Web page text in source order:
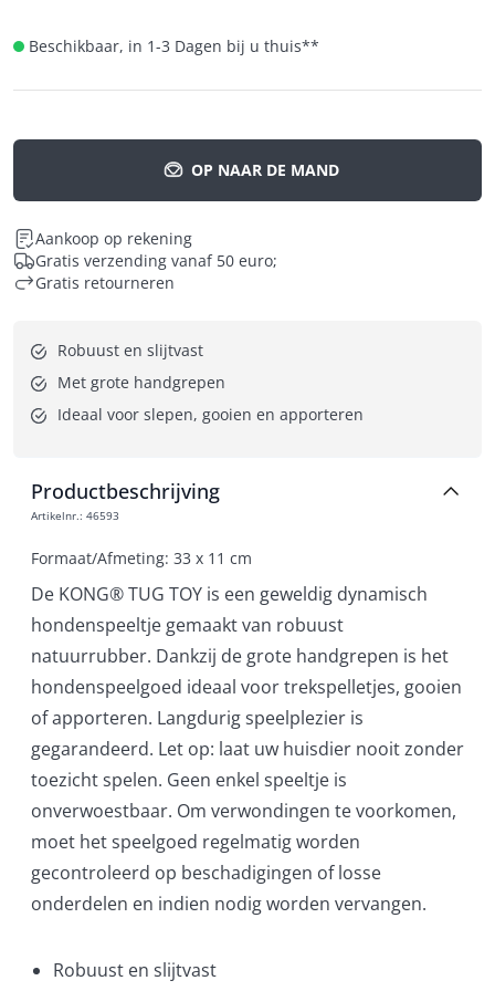
Beschikbaar, in 1-3 Dagen bij u thuis**
OP NAAR DE MAND
Aankoop op rekening
Gratis verzending vanaf 50 euro;
Gratis retourneren
Robuust en slijtvast
Met grote handgrepen
Ideaal voor slepen, gooien en apporteren
Productbeschrijving
Artikelnr.: 46593
Formaat/Afmeting: 33 x 11 cm
De KONG® TUG TOY is een geweldig dynamisch
hondenspeeltje gemaakt van robuust
natuurrubber. Dankzij de grote handgrepen is het
hondenspeelgoed ideaal voor trekspelletjes, gooien
of apporteren. Langdurig speelplezier is
gegarandeerd. Let op: laat uw huisdier nooit zonder
toezicht spelen. Geen enkel speeltje is
onverwoestbaar. Om verwondingen te voorkomen,
moet het speelgoed regelmatig worden
gecontroleerd op beschadigingen of losse
onderdelen en indien nodig worden vervangen.
Robuust en slijtvast